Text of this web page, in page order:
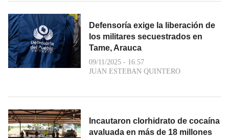
Defensoría exige la liberación de
los militares secuestrados en
Tame, Arauca
09/11/2025 - 16:57
JUAN ESTEBAN QUINTERO
Incautaron clorhidrato de cocaína
avaluada en más de 18 millones